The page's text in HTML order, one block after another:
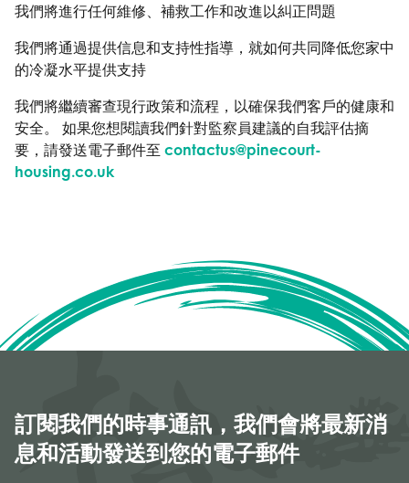
我們將進行任何維修、補救工作和改進以糾正問題
我們將通過提供信息和支持性指導，就如何共同降低您家中
的冷凝水平提供支持
我們將繼續審查現行政策和流程，以確保我們客戶的健康和
安全。 如果您想閱讀我們針對監察員建議的自我評估摘
要，請發送電子郵件至 contactus@pinecourt-
housing.co.uk
訂閱我們的時事通訊，我們會將最新消
息和活動發送到您的電子郵件